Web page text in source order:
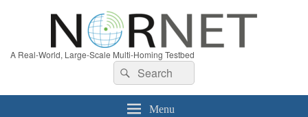
A Real-World, Large-Scale Multi-Homing Testbed
Search
for:
Search
Menu